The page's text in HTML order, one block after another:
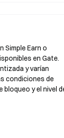
Simple Earn o
en Gate.
y varían
condiciones de
bloqueo y el nivel